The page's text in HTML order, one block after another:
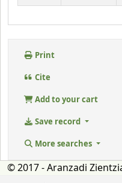
Print
Cite
Add to your cart
Save record
More searches
© 2017 - Aranzadi